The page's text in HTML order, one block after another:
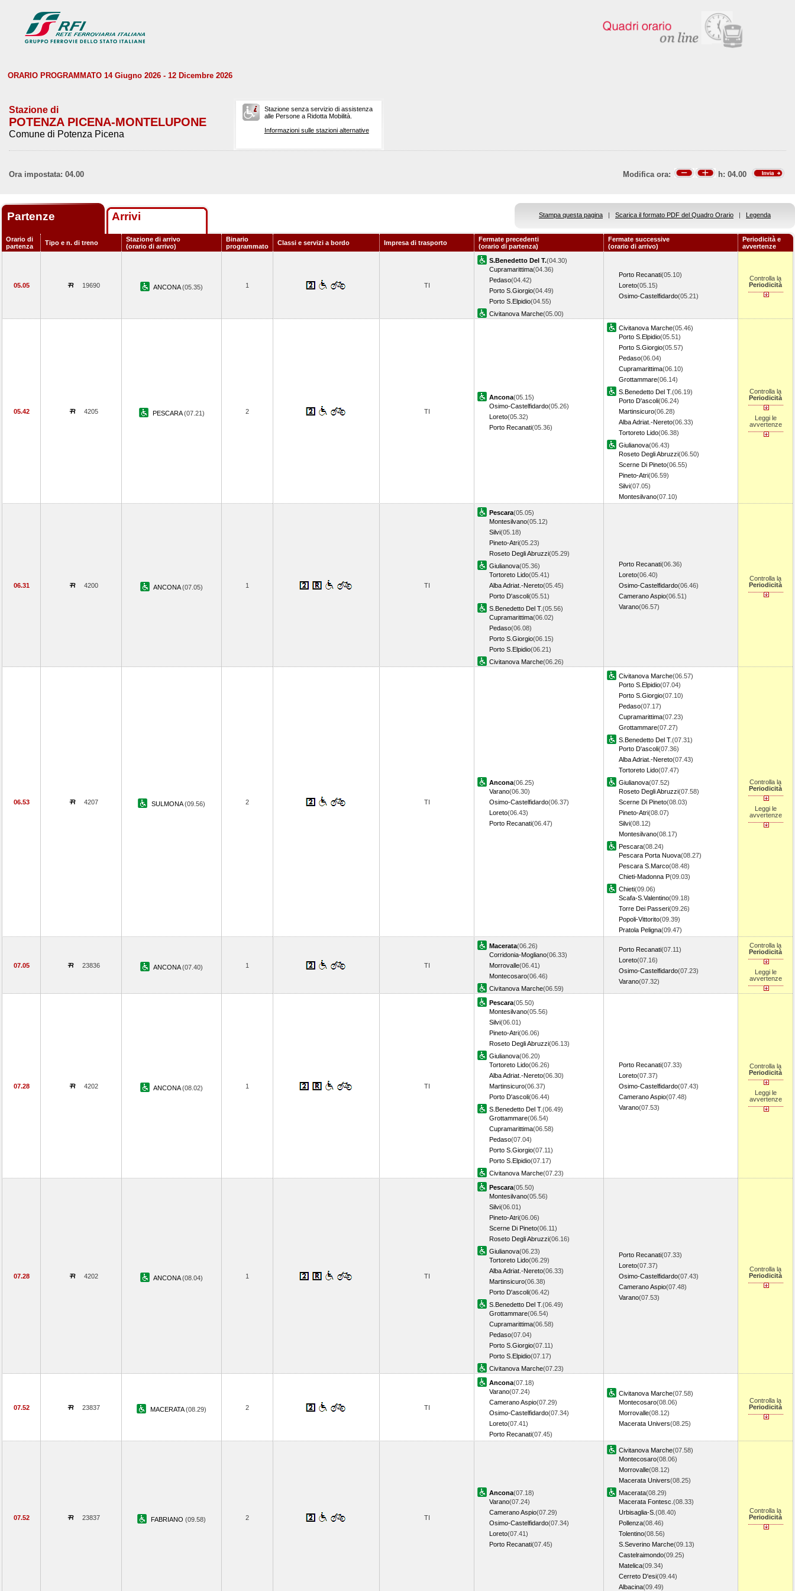
ORARIO PROGRAMMATO 14 Giugno 2026 - 12 Dicembre 2026
Stazione di
POTENZA PICENA-MONTELUPONE
Comune di Potenza Picena
Stazione senza servizio di assistenza
alle Persone a Ridotta Mobilità.
Informazioni sulle stazioni alternative
Ora impostata: 04.00 Modifica ora: h: 04.00
Partenze Arrivi Stampa questa pagina | Scarica il formato PDF del Quadro Orario | Legenda
Orario di
partenza
Tipo e n. di treno
Stazione di arrivo
(orario di arrivo)
Binario
programmato
Classi e servizi a bordo Impresa di trasporto
Fermate precedenti
(orario di partenza)
Fermate successive
(orario di arrivo)
Periodicità e
avvertenze
05.05 19690 ANCONA(05.35) 1 TI
S.Benedetto Del T.(04.30)
Cupramarittima(04.36)
Pedaso(04.42)
Porto S.Giorgio(04.49)
Porto S.Elpidio(04.55)
Civitanova Marche(05.00)
Porto Recanati(05.10)
Loreto(05.15)
Osimo-Castelfidardo(05.21)
Controlla la
Periodicità
05.42 4205 PESCARA(07.21) 2 TI
Ancona(05.15)
Osimo-Castelfidardo(05.26)
Loreto(05.32)
Porto Recanati(05.36)
Civitanova Marche(05.46)
Porto S.Elpidio(05.51)
Porto S.Giorgio(05.57)
Pedaso(06.04)
Cupramarittima(06.10)
Grottammare(06.14)
S.Benedetto Del T.(06.19)
Porto D'ascoli(06.24)
Martinsicuro(06.28)
Alba Adriat.-Nereto(06.33)
Tortoreto Lido(06.38)
Giulianova(06.43)
Roseto Degli Abruzzi(06.50)
Scerne Di Pineto(06.55)
Pineto-Atri(06.59)
Silvi(07.05)
Montesilvano(07.10)
Controlla la
Periodicità
Leggi le
avvertenze
06.31 4200 ANCONA(07.05) 1 TI
Pescara(05.05)
Montesilvano(05.12)
Silvi(05.18)
Pineto-Atri(05.23)
Roseto Degli Abruzzi(05.29)
Giulianova(05.36)
Tortoreto Lido(05.41)
Alba Adriat.-Nereto(05.45)
Porto D'ascoli(05.51)
S.Benedetto Del T.(05.56)
Cupramarittima(06.02)
Pedaso(06.08)
Porto S.Giorgio(06.15)
Porto S.Elpidio(06.21)
Civitanova Marche(06.26)
Porto Recanati(06.36)
Loreto(06.40)
Osimo-Castelfidardo(06.46)
Camerano Aspio(06.51)
Varano(06.57)
Controlla la
Periodicità
06.53 4207 SULMONA(09.56) 2 TI
Ancona(06.25)
Varano(06.30)
Osimo-Castelfidardo(06.37)
Loreto(06.43)
Porto Recanati(06.47)
Civitanova Marche(06.57)
Porto S.Elpidio(07.04)
Porto S.Giorgio(07.10)
Pedaso(07.17)
Cupramarittima(07.23)
Grottammare(07.27)
S.Benedetto Del T.(07.31)
Porto D'ascoli(07.36)
Alba Adriat.-Nereto(07.43)
Tortoreto Lido(07.47)
Giulianova(07.52)
Roseto Degli Abruzzi(07.58)
Scerne Di Pineto(08.03)
Pineto-Atri(08.07)
Silvi(08.12)
Montesilvano(08.17)
Pescara(08.24)
Pescara Porta Nuova(08.27)
Pescara S.Marco(08.48)
Chieti-Madonna P(09.03)
Chieti(09.06)
Scafa-S.Valentino(09.18)
Torre Dei Passeri(09.26)
Popoli-Vittorito(09.39)
Pratola Peligna(09.47)
Controlla la
Periodicità
Leggi le
avvertenze
07.05 23836 ANCONA(07.40) 1 TI
Macerata(06.26)
Corridonia-Mogliano(06.33)
Morrovalle(06.41)
Montecosaro(06.46)
Civitanova Marche(06.59)
Porto Recanati(07.11)
Loreto(07.16)
Osimo-Castelfidardo(07.23)
Varano(07.32)
Controlla la
Periodicità
Leggi le
avvertenze
07.28 4202 ANCONA(08.02) 1 TI
Pescara(05.50)
Montesilvano(05.56)
Silvi(06.01)
Pineto-Atri(06.06)
Roseto Degli Abruzzi(06.13)
Giulianova(06.20)
Tortoreto Lido(06.26)
Alba Adriat.-Nereto(06.30)
Martinsicuro(06.37)
Porto D'ascoli(06.44)
S.Benedetto Del T.(06.49)
Grottammare(06.54)
Cupramarittima(06.58)
Pedaso(07.04)
Porto S.Giorgio(07.11)
Porto S.Elpidio(07.17)
Civitanova Marche(07.23)
Porto Recanati(07.33)
Loreto(07.37)
Osimo-Castelfidardo(07.43)
Camerano Aspio(07.48)
Varano(07.53)
Controlla la
Periodicità
Leggi le
avvertenze
07.28 4202 ANCONA(08.04) 1 TI
Pescara(05.50)
Montesilvano(05.56)
Silvi(06.01)
Pineto-Atri(06.06)
Scerne Di Pineto(06.11)
Roseto Degli Abruzzi(06.16)
Giulianova(06.23)
Tortoreto Lido(06.29)
Alba Adriat.-Nereto(06.33)
Martinsicuro(06.38)
Porto D'ascoli(06.42)
S.Benedetto Del T.(06.49)
Grottammare(06.54)
Cupramarittima(06.58)
Pedaso(07.04)
Porto S.Giorgio(07.11)
Porto S.Elpidio(07.17)
Civitanova Marche(07.23)
Porto Recanati(07.33)
Loreto(07.37)
Osimo-Castelfidardo(07.43)
Camerano Aspio(07.48)
Varano(07.53)
Controlla la
Periodicità
07.52 23837 MACERATA(08.29) 2 TI
Ancona(07.18)
Varano(07.24)
Camerano Aspio(07.29)
Osimo-Castelfidardo(07.34)
Loreto(07.41)
Porto Recanati(07.45)
Civitanova Marche(07.58)
Montecosaro(08.06)
Morrovalle(08.12)
Macerata Univers(08.25)
Controlla la
Periodicità
07.52 23837 FABRIANO (09.58) 2 TI
Ancona(07.18)
Varano(07.24)
Camerano Aspio(07.29)
Osimo-Castelfidardo(07.34)
Loreto(07.41)
Porto Recanati(07.45)
Civitanova Marche(07.58)
Montecosaro(08.06)
Morrovalle(08.12)
Macerata Univers(08.25)
Macerata(08.29)
Macerata Fontesc. (08.33)
Urbisaglia-S. (08.40)
Pollenza(08.46)
Tolentino(08.56)
S.Severino Marche(09.13)
Castelraimondo(09.25)
Matelica(09.34)
Cerreto D'esi(09.44)
Albacina(09.49)
Controlla la
Periodicità